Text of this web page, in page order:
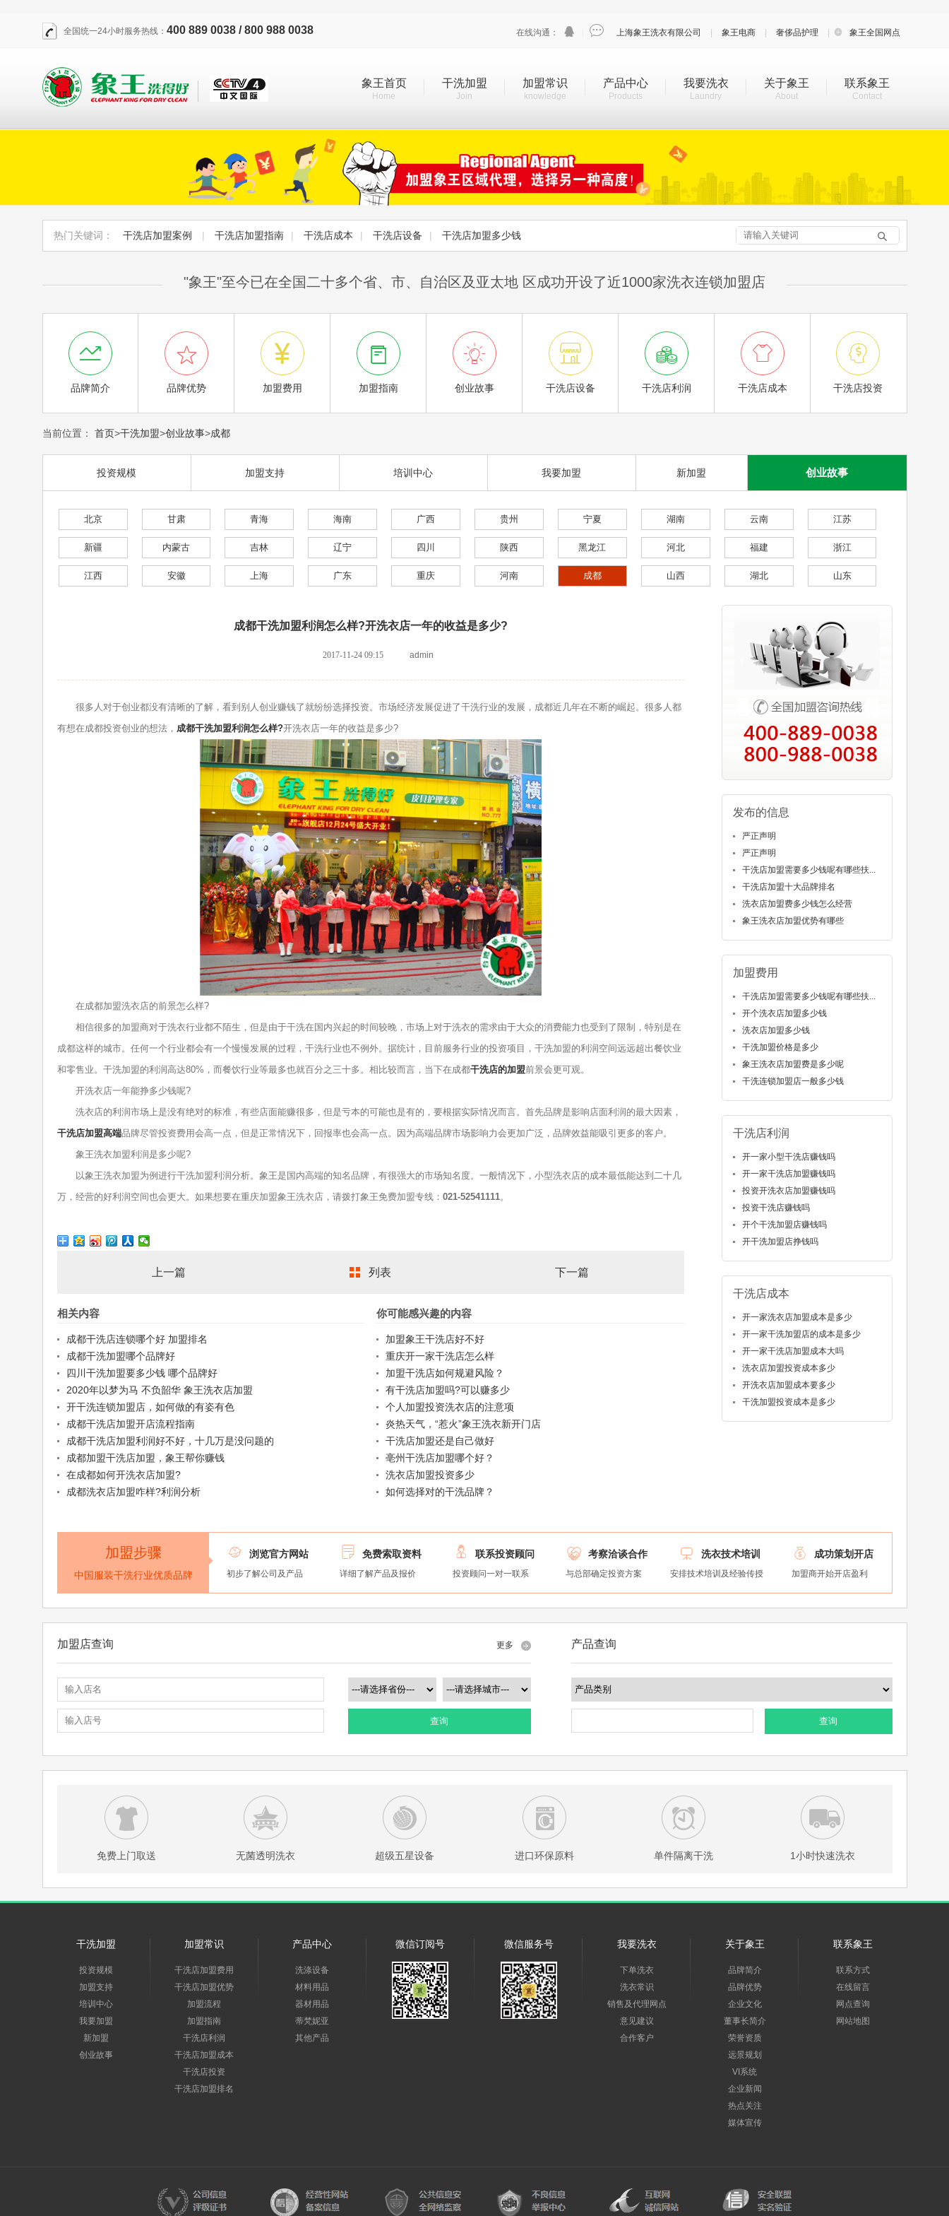
全国统一24小时服务热线： 400 889 0038 / 800 988 0038 在线沟通：   上海象王洗衣有限公司 象王电商 奢侈品护理  象王全国网点
象王首页
Home
干洗加盟
Join
加盟常识
knowledge
产品中心
Products
我要洗衣
Laundry
关于象王
About
联系象王
Contact
热门关键词： 干洗店加盟案例 | 干洗店加盟指南 | 干洗店成本 | 干洗店设备 | 干洗店加盟多少钱 
"象王"至今已在全国二十多个省、市、自治区及亚太地 区成功开设了近1000家洗衣连锁加盟店

品牌简介

品牌优势

加盟费用

加盟指南

创业故事

干洗店设备

干洗店利润

干洗店成本

干洗店投资
当前位置： 首页>干洗加盟>创业故事>成都
投资规模 加盟支持 培训中心 我要加盟 新加盟 创业故事
北京 甘肃 青海 海南 广西 贵州 宁夏 湖南 云南 江苏
新疆 内蒙古 吉林 辽宁 四川 陕西 黑龙江 河北 福建 浙江
江西 安徽 上海 广东 重庆 河南 成都 山西 湖北 山东
成都干洗加盟利润怎么样?开洗衣店一年的收益是多少?
2017-11-24 09:15 admin
很多人对于创业都没有清晰的了解，看到别人创业赚钱了就纷纷选择投资。市场经济发展促进了干洗行业的发展，成都近几年在不断的崛起。很多人都
有想在成都投资创业的想法， 成都干洗加盟利润怎么样?开洗衣店一年的收益是多少?
在成都加盟洗衣店的前景怎么样?
相信很多的加盟商对于洗衣行业都不陌生，但是由于干洗在国内兴起的时间较晚，市场上对于洗衣的需求由于大众的消费能力也受到了限制，特别是在
成都这样的城市。任何一个行业都会有一个慢慢发展的过程，干洗行业也不例外。据统计，目前服务行业的投资项目，干洗加盟的利润空间远远超出餐饮业
和零售业。干洗加盟的利润高达80%，而餐饮行业等最多也就百分之三十多。相比较而言，当下在成都干洗店的加盟前景会更可观。
开洗衣店一年能挣多少钱呢?
洗衣店的利润市场上是没有绝对的标准，有些店面能赚很多，但是亏本的可能也是有的，要根据实际情况而言。首先品牌是影响店面利润的最大因素，
干洗店加盟高端品牌尽管投资费用会高一点，但是正常情况下，回报率也会高一点。因为高端品牌市场影响力会更加广泛，品牌效益能吸引更多的客户。
象王洗衣加盟利润是多少呢?
以象王洗衣加盟为例进行干洗加盟利润分析。象王是国内高端的知名品牌，有很强大的市场知名度。一般情况下，小型洗衣店的成本最低能达到二十几
万，经营的好利润空间也会更大。如果想要在重庆加盟象王洗衣店，请拨打象王免费加盟专线： 021-52541111。
上一篇 列表 下一篇
相关内容
成都干洗店连锁哪个好 加盟排名
成都干洗加盟哪个品牌好
四川干洗加盟要多少钱 哪个品牌好
2020年以梦为马 不负韶华 象王洗衣店加盟
开干洗连锁加盟店，如何做的有姿有色
成都干洗店加盟开店流程指南
成都干洗店加盟利润好不好，十几万是没问题的
成都加盟干洗店加盟，象王帮你赚钱
在成都如何开洗衣店加盟?
成都洗衣店加盟咋样?利润分析
你可能感兴趣的内容
加盟象王干洗店好不好
重庆开一家干洗店怎么样
加盟干洗店如何规避风险？
有干洗店加盟吗?可以赚多少
个人加盟投资洗衣店的注意项
炎热天气，“惹火”象王洗衣新开门店
干洗店加盟还是自己做好
亳州干洗店加盟哪个好？
洗衣店加盟投资多少
如何选择对的干洗品牌？
发布的信息
严正声明
严正声明
干洗店加盟需要多少钱呢有哪些扶...
干洗店加盟十大品牌排名
洗衣店加盟费多少钱怎么经营
象王洗衣店加盟优势有哪些
加盟费用
干洗店加盟需要多少钱呢有哪些扶...
开个洗衣店加盟多少钱
洗衣店加盟多少钱
干洗加盟价格是多少
象王洗衣店加盟费是多少呢
干洗连锁加盟店一般多少钱
干洗店利润
开一家小型干洗店赚钱吗
开一家干洗店加盟赚钱吗
投资开洗衣店加盟赚钱吗
投资干洗店赚钱吗
开个干洗加盟店赚钱吗
开干洗加盟店挣钱吗
干洗店成本
开一家洗衣店加盟成本是多少
开一家干洗加盟店的成本是多少
开一家干洗店加盟成本大吗
洗衣店加盟投资成本多少
开洗衣店加盟成本要多少
干洗加盟投资成本是多少
加盟步骤
中国服装干洗行业优质品牌
 浏览官方网站
初步了解公司及产品
 免费索取资料
详细了解产品及报价
 联系投资顾问
投资顾问一对一联系
 考察洽谈合作
与总部确定投资方案
 洗衣技术培训
安排技术培训及经验传授
 成功策划开店
加盟商开始开店盈利
加盟店查询 更多
查询
产品查询
查询
免费上门取送 无菌透明洗衣 超级五星设备 进口环保原料 单件隔离干洗 1小时快速洗衣
干洗加盟
投资规模
加盟支持
培训中心
我要加盟
新加盟
创业故事
加盟常识
干洗店加盟费用
干洗店加盟优势
加盟流程
加盟指南
干洗店利润
干洗店加盟成本
干洗店投资
干洗店加盟排名
产品中心
洗涤设备
材料用品
器材用品
蒂梵妮亚
其他产品
微信订阅号 微信服务号 我要洗衣
下单洗衣
洗衣常识
销售及代理网点
意见建议
合作客户
关于象王
品牌简介
品牌优势
企业文化
董事长简介
荣誉资质
远景规划
VI系统
企业新闻
热点关注
媒体宣传
联系象王
联系方式
在线留言
网点查询
网站地图